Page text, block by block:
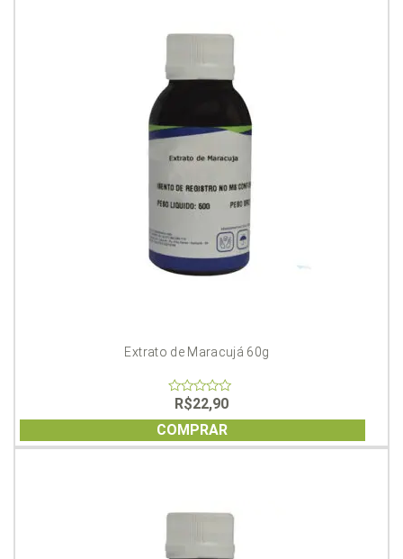
Extrato de Maracujá 60g
out
of
5
R$22,90
COMPRAR